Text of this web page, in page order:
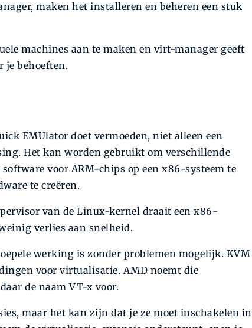
maken het installeren en beheren een stuk
machines aan te maken en virt-­manager geeft
je behoeften.
EMUlator doet vermoeden, niet alleen een
Het kan worden gebruikt om verschillende
voor ARM-chips op een x86-systeem te
te creëren.
van de Linux-kernel draait een x86-
verlies aan snelheid.
werking is zonder problemen mogelijk. KVM
voor virtualisatie. AMD noemt die
de naam VT-x voor.
maar het kan zijn dat je ze moet inschakelen in